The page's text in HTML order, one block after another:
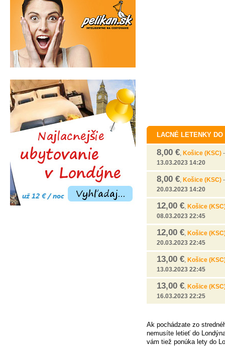
LACNÉ LETENKY
8,00 €, Košice (KSC)
13.03.2023 14:20
8,00 €, Košice (KSC)
20.03.2023 14:20
12,00 €, Košice
08.03.2023 22:45
12,00 €, Košice
20.03.2023 22:45
13,00 €, Košice
13.03.2023 22:45
13,00 €, Košice
16.03.2023 22:25
Ak pochádzate zo
nemusíte letieť do
vám tiež ponúka lety do